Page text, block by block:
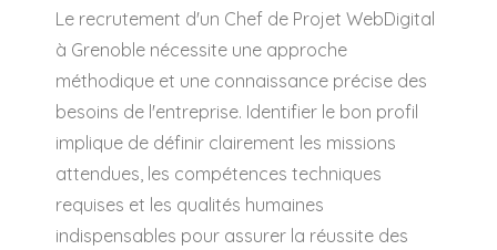
Le recrutement d'un Chef de Projet WebDigital
à Grenoble nécessite une approche
méthodique et une connaissance précise des
besoins de l'entreprise. Identifier le bon profil
implique de définir clairement les missions
attendues, les compétences techniques
requises et les qualités humaines
indispensables pour assurer la réussite des